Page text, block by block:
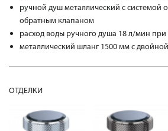
ручной душ металлический с системой
обратным клапаном
расход воды ручного душа 18 л/мин при
металлический шланг 1500 мм с
ОТДЕЛКИ